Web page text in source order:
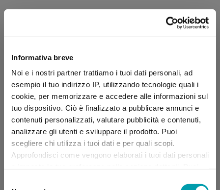
Informativa breve
Noi e i nostri partner trattiamo i tuoi dati personali, ad
esempio il tuo indirizzo IP, utilizzando tecnologie quali i
cookie, per memorizzare e accedere alle informazioni sul
tuo dispositivo. Ciò è finalizzato a pubblicare annunci e
contenuti personalizzati, valutare pubblicità e contenuti,
analizzare gli utenti e sviluppare il prodotto. Puoi
scegliere chi utilizza i tuoi dati e per quali scopi.
Approfondisci come vengono elaborati i tuoi dati personali